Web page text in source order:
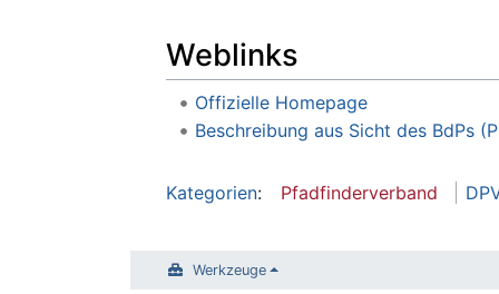
Weblinks
Offizielle Homepage
Beschreibung aus Sicht des BdPs
Kategorien: Pfadfinderverband
Werkzeuge